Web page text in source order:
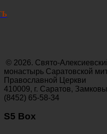
© 2026. Свято-
монастырь Саратовской
Православной Церкви
410009, г. Саратов,
(8452) 65-58-34
S5 Box